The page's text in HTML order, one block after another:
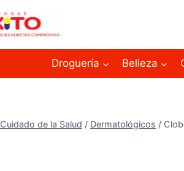
Droguería Belleza
Cuidado de la Salud / Dermatológicos /